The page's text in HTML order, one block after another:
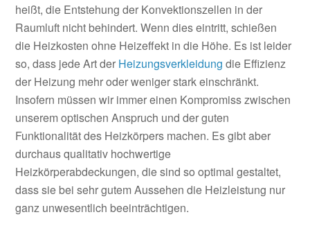
heißt, die Entstehung der Konvektionszellen in der
Raumluft nicht behindert. Wenn dies eintritt, schießen
die Heizkosten ohne Heizeffekt in die Höhe. Es ist leider
so, dass jede Art der Heizungsverkleidung die Effizienz
der Heizung mehr oder weniger stark einschränkt.
Insofern müssen wir immer einen Kompromiss zwischen
unserem optischen Anspruch und der guten
Funktionalität des Heizkörpers machen. Es gibt aber
durchaus qualitativ hochwertige
Heizkörperabdeckungen, die sind so optimal gestaltet,
dass sie bei sehr gutem Aussehen die Heizleistung nur
ganz unwesentlich beeinträchtigen.